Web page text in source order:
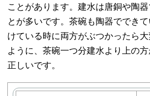
ことがあります。建水は唐銅や陶
とが多いです。茶碗も陶器ででき
けている時に両方がぶつかったら
ように、茶碗一つ分建水より上の
正しいです。